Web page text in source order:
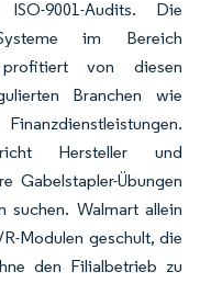
9001-Audits. Die
im Bereich
profitiert von diesen
Branchen wie
Hersteller und
Gabelstapler-Übungen
suchen. Walmart allein
Modulen geschult, die
den Filialbetrieb zu